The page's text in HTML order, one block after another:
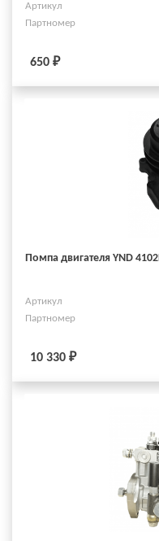
Артикул
Партномер
650 ₽
Помпа двигателя YND
Артикул
Партномер
10 330 ₽